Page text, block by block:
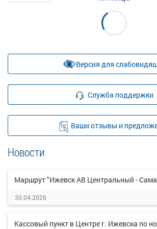
Версия для
Служба поддержки
Ваши отзывы и
Новости
Маршрут "Ижевск АВ Центральный -
30.04.2026
Кассовый пункт в Центре г. Ижевска по